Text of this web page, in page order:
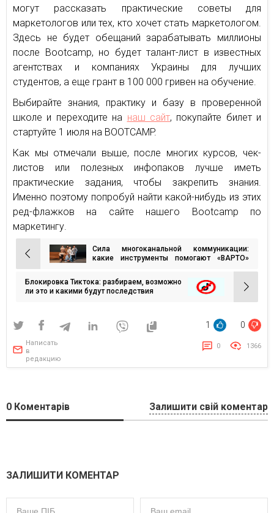
могут рассказать практические советы для
маркетологов или тех, кто хочет стать маркетологом.
Здесь не будет обещаний зарабатывать миллионы
после Bootcamp, но будет талант-лист в известных
агентствах и компаниях Украины для лучших
студентов, а еще грант в 100 000 гривен на обучение.
Выбирайте знания, практику и базу в проверенной
школе и переходите на наш сайт, покупайте билет и
стартуйте 1 июля на BOOTCAMP.
Как мы отмечали выше, после многих курсов, чек-
листов или полезных инфопаков лучше иметь
практические задания, чтобы закрепить знания.
Именно поэтому попробуй найти какой-нибудь из этих
ред-флажков на сайте нашего Bootcamp по
маркетингу.
Навигация
по
записям
Сила многоканальной коммуникации:
какие инструменты помогают «ВАРТО»
Блокировка Тиктока: разбираем, возможно
ли это и какими будут последствия
1 0
Написать
в
редакцию
0 1366
0 Коментарів Залишити свій коментар
ЗАЛИШИТИ КОМЕНТАР